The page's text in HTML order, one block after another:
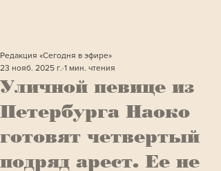
Уличной певице из
Петербурга Наоко
готовят четвертый
подряд арест. Ее не
Редакция «Сегодня в эфире»
23 нояб. 2025 г. 1 мин. чтения